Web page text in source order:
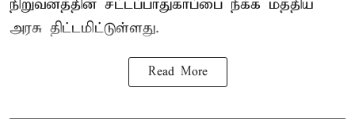
நிறுவனத்தின் சட்டப்பாதுகாப்பை நீக்க மத்திய
அரசு திட்டமிட்டுள்ளது.
Read More